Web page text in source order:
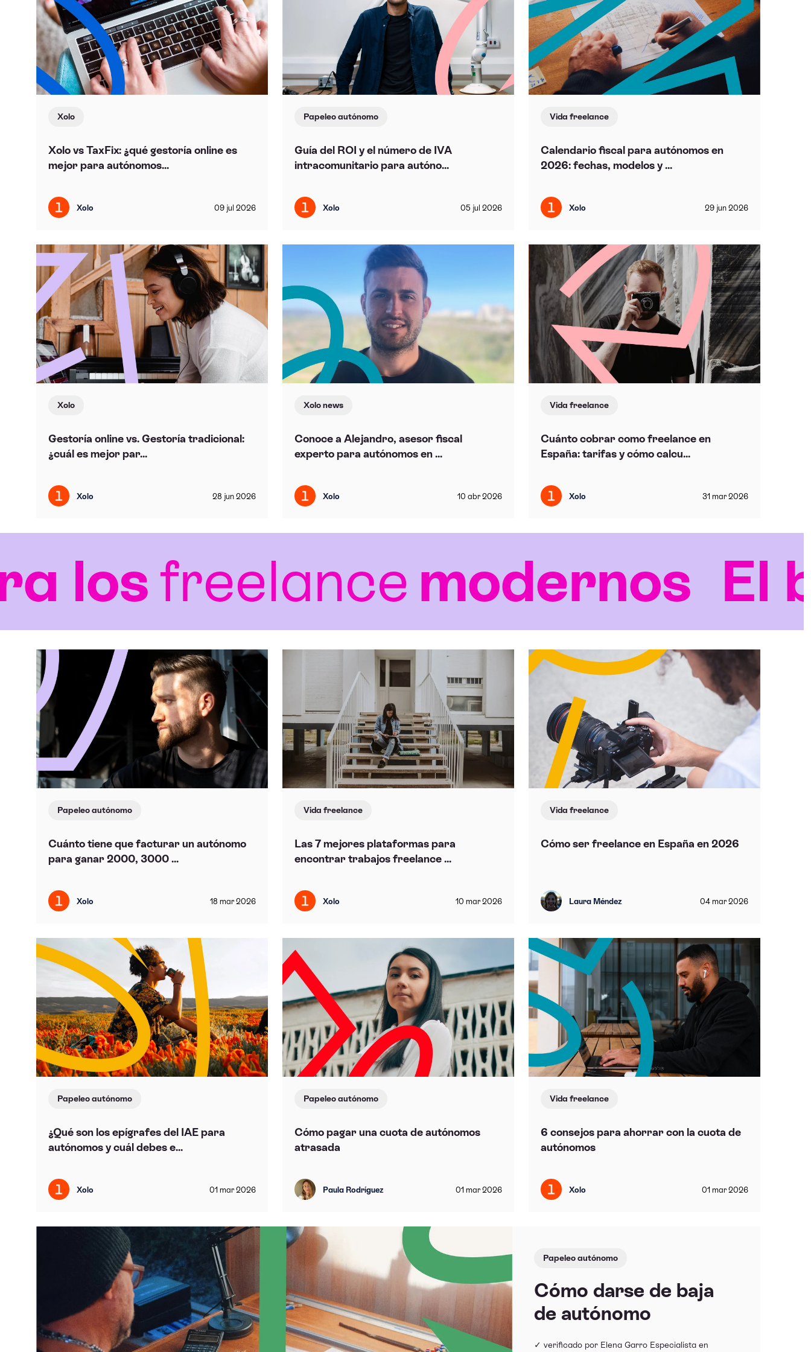
Xolo
Xolo vs TaxFix: ¿qué gestoría online es
mejor para autónomos...
Xolo 09 jul 2026
Papeleo autónomo
Guía del ROI y el número de IVA
intracomunitario para autóno...
Xolo 05 jul 2026
Vida freelance
Calendario fiscal para autónomos en
2026: fechas, modelos y ...
Xolo 29 jun 2026
Xolo
Gestoría online vs. Gestoría tradicional:
¿cuál es mejor par...
Xolo 28 jun 2026
Xolo news
Conoce a Alejandro, asesor fiscal
experto para autónomos en ...
Xolo 10 abr 2026
Vida freelance
Cuánto cobrar como freelance en
España: tarifas y cómo calcu...
Xolo 31 mar 2026
freelancemodernos El
Papeleo autónomo
Cuánto tiene que facturar un autónomo
para ganar 2000, 3000 ...
Xolo 18 mar 2026
Vida freelance
Las 7 mejores plataformas para
encontrar trabajos freelance ...
Xolo 10 mar 2026
Vida freelance
Cómo ser freelance en España en 2026
Laura Méndez 04 mar 2026
Papeleo autónomo
¿Qué son los epígrafes del IAE para
autónomos y cuál debes e...
Xolo 01 mar 2026
Papeleo autónomo
Cómo pagar una cuota de autónomos
atrasada
Paula Rodríguez 01 mar 2026
Vida freelance
6 consejos para ahorrar con la cuota de
autónomos
Xolo 01 mar 2026
Papeleo autónomo
Cómo darse de baja
de autónomo
✓ verificado por Elena Garro Especialista en